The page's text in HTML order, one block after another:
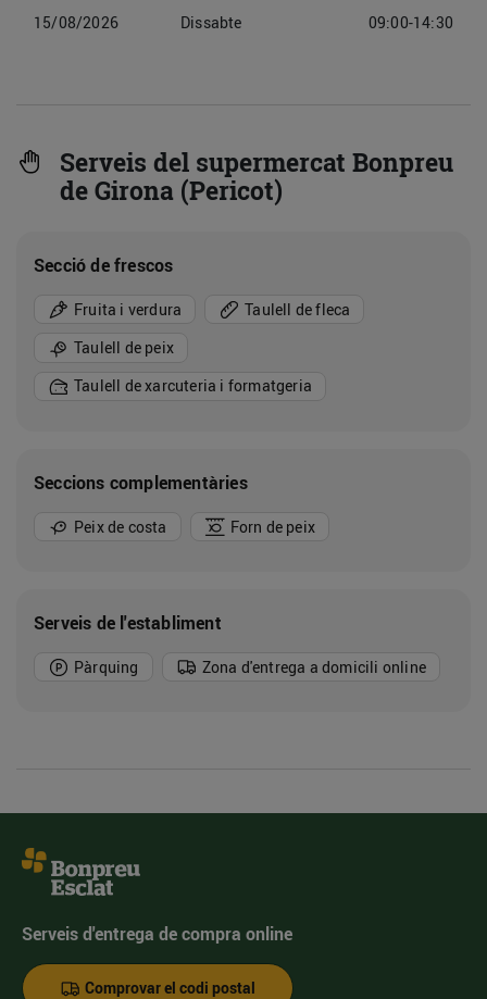
15/08/2026 Dissabte 09:00-14:30
Serveis del supermercat Bonpreu
de Girona (Pericot)
Secció de frescos
Fruita i verdura
Taulell de fleca
Taulell de peix
Taulell de xarcuteria i formatgeria
Seccions complementàries
Peix de costa Forn de peix
Serveis de l'establiment
Pàrquing Zona d'entrega a domicili online
Serveis d'entrega de compra online
Comprovar el codi postal